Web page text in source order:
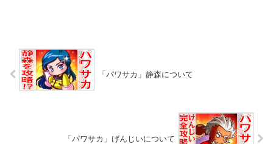
「パワサカ」静森について
「パワサカ」げんじいについて